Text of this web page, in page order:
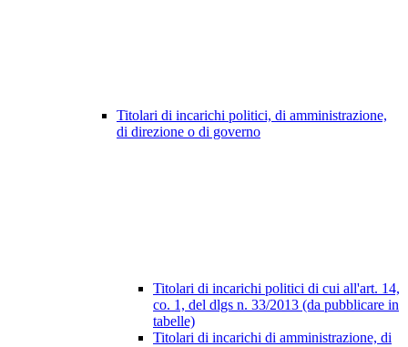
Titolari di incarichi politici, di amministrazione,
di direzione o di governo
Titolari di incarichi politici di cui all'art. 14,
co. 1, del dlgs n. 33/2013 (da pubblicare in
tabelle)
Titolari di incarichi di amministrazione, di